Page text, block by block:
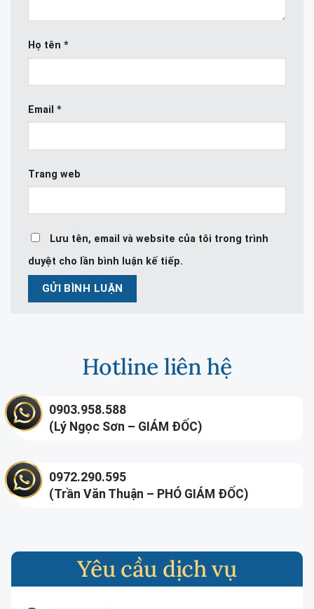
Họ tên *
Email *
Trang web
Lưu tên, email và website của tôi trong trình
duyệt cho lần bình luận kế tiếp.
Hotline liên hệ
0903.958.588
(Lý Ngọc Sơn – GIÁM ĐỐC)
0972.290.595
(Trần Văn Thuận – PHÓ GIÁM ĐỐC)
Yêu cầu dịch vụ